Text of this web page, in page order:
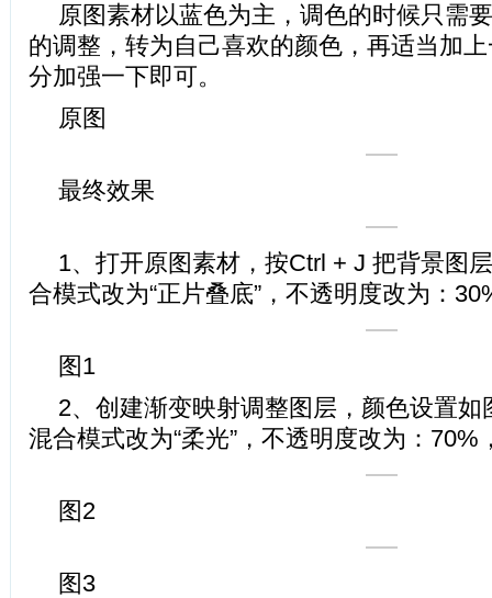
原图素材以蓝色为主，调色的时候只需
的调整，转为自己喜欢的颜色，再适当加
分加强一下即可。
原图
最终效果
1、打开原图素材，按Ctrl + J 把背景图
合模式改为“正片叠底”，不透明度改为：
图1
2、创建渐变映射调整图层，颜色设置如
混合模式改为“柔光”，不透明度改为：70%
图2
图3